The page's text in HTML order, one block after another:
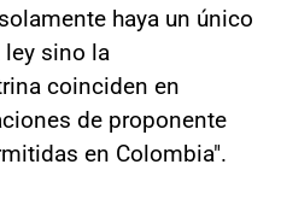
haya un único
sino la
coinciden en
de proponente
en Colombia".